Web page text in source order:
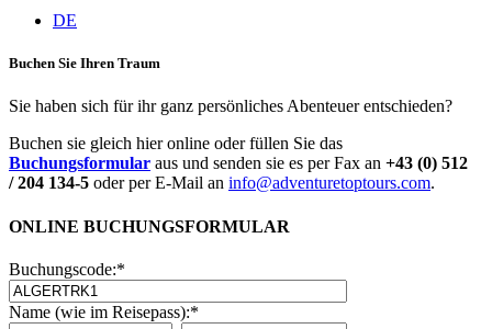
DE
Buchen Sie Ihren Traum
Sie haben sich für ihr ganz persönliches Abenteuer entschieden?
Buchen sie gleich hier online oder füllen Sie das
Buchungsformular aus und senden sie es per Fax an +43 (0) 512
/ 204 134-5 oder per E-Mail an info@adventuretoptours.com.
ONLINE BUCHUNGSFORMULAR
Buchungscode:*
Name (wie im Reisepass):*